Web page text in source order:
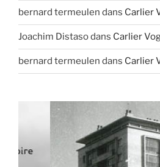
bernard termeulen dans Carlier
Joachim Distasodans Carlier
bernard termeulen dans Carlier